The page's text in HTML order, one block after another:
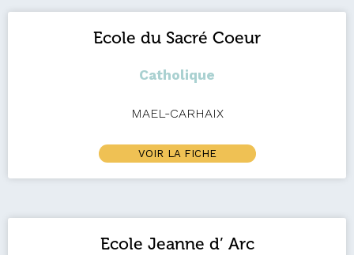
Ecole du Sacré Coeur
Catholique
MAEL-CARHAIX
VOIR LA FICHE
Ecole Jeanne d’ Arc